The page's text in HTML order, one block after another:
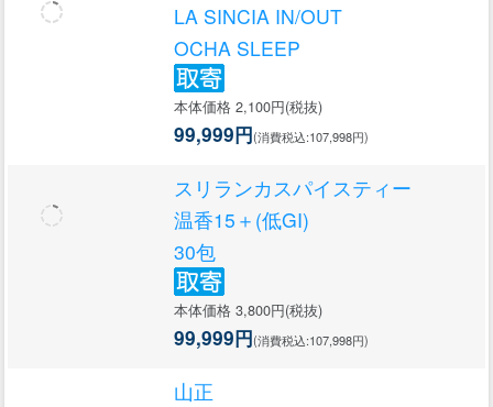
LA SINCIA IN/OUT
OCHA SLEEP
本体価格 2,100円(税抜)
99,999円(消費税込:107,998円)
スリランカスパイスティー
温香15＋(低GI)
30包
本体価格 3,800円(税抜)
99,999円(消費税込:107,998円)
山正